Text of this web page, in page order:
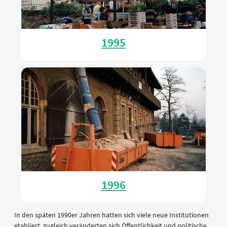
1995
1996
In den späten 1990er Jahren hatten sich viele neue Institutionen